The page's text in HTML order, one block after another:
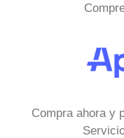
Compra ahora y